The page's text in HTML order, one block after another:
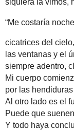
“Me costaría
cicatrices del
las ventanas y el
siempre adentro,
Mi cuerpo
por las
Al otro lado es el
Puede que
Y todo haya